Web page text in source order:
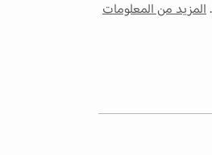
المزيد من المعلومات